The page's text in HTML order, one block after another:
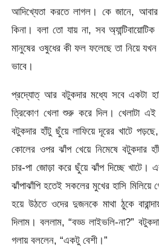
আদিখ্যেতা করতে লাগল। কে জানে, আবার
কিনা। বলা তো যায় না, সব
মানুষের ওষুধের কী ফল ফলেছে তা নিয়ে
ভাবে।
প্রদ্যোত্‌ আর বটুকদার মধ্যে সবে একটা
ত্রিকোণ খেলা শুরু করে দিল। খেলাটা
বটুকদার হাঁটু ছুঁয়ে লাফিয়ে দূরের খাটে
কোলের ওপর ঝাঁপ খেয়ে নিমেষে বটুকদার
চার-পা জোড়া করে ছুঁয়ে ঝাঁপ দিচ্ছে খাটে।
ঝাঁপাঝাঁপি হতেই সকলের মুখের হাসি মিলিয়ে
হয়ে উঠতে ওদের দুজনকে মাথা ঠুকে
দিলাম। বললাম, “বড্ড লাইভলি-না?”
গলায় বললেন, “একটু বেশী।”